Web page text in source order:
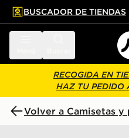
principal
pie de página
BUSCADOR DE TIENDAS
RECOGIDA EN
HAZ TU PEDIDO
Volver a Camisetas y